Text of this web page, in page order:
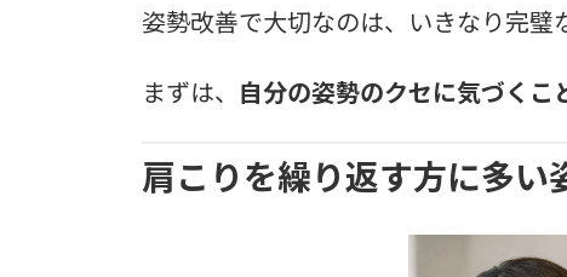
姿勢改善で大切なのは、いきなり完璧
まずは、 自分の姿勢のクセに気づくこ
肩こりを繰り返す方に多い